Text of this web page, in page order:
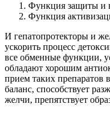
Функция защиты и
Функция
И гепатопротекторы и
ускорить процесс
все обменные функции,
обладают хорошим
прием таких препаратов
баланс, способствует
желчи, препятствует